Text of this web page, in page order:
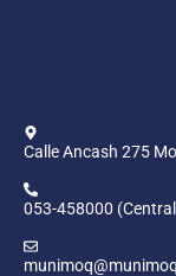
Calle Ancash 275
053-458000